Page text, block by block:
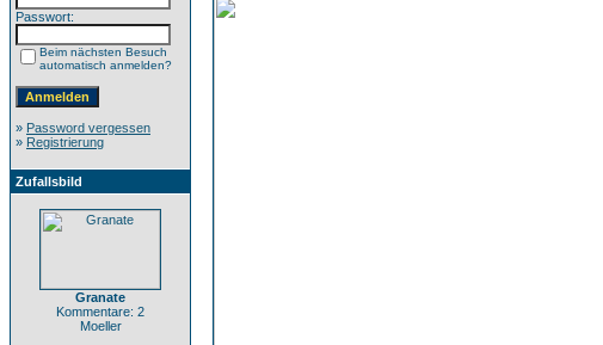
Passwort:
Beim nächsten Besuch
automatisch anmelden?
» Password vergessen
» Registrierung
Zufallsbild
Granate
Kommentare: 2
Moeller